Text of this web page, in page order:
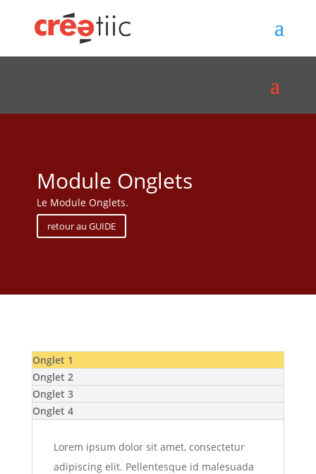
Module Onglets
Le Module Onglets.
retour au GUIDE
Onglet 1
Onglet 2
Onglet 3
Onglet 4
Lorem ipsum dolor sit amet, consectetur
adipiscing elit. Pellentesque id malesuada